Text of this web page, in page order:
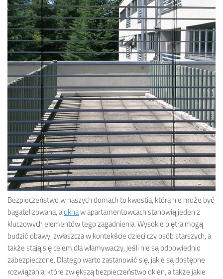
Bezpieczeństwo w naszych domach to kwestia, która nie może być
bagatelizowana, aoknaw apartamentowcach stanowią jeden z
kluczowych elementów tego zagadnienia. Wysokie piętra mogą
budzić obawy, zwłaszcza w kontekście dzieci czy osób starszych, a
także stają się celem dla włamywaczy, jeśli nie są odpowiednio
zabezpieczone. Dlatego warto zastanowić się, jakie są dostępne
rozwiązania, które zwiększą bezpieczeństwo okien, a także jakie